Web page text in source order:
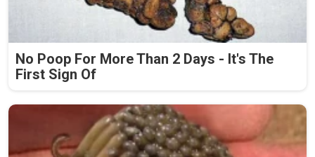
No Poop For More Than 2 Days - It's The
First Sign Of